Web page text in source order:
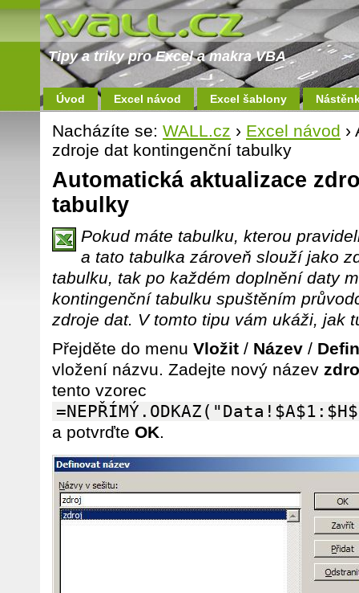
Tipy a triky pro Excel a makra VBA
Úvod Excel návod Excel šablony
Nacházíte se: WALL.cz › Excel návod ›
zdroje dat kontingenční tabulky
Automatická aktualizace
tabulky
Pokud máte tabulku, kterou
a tato tabulka zároveň slouží jako
tabulku, tak po každém doplnění daty
kontingenční tabulku spuštěním
zdroje dat. V tomto tipu vám ukáži, jak
Přejděte do menu Vložit / Název /
vložení názvu. Zadejte nový název
tento vzorec
a potvrďte OK.